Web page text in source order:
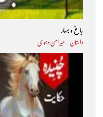
باغ و بہار
داستان میر امن دہو ی